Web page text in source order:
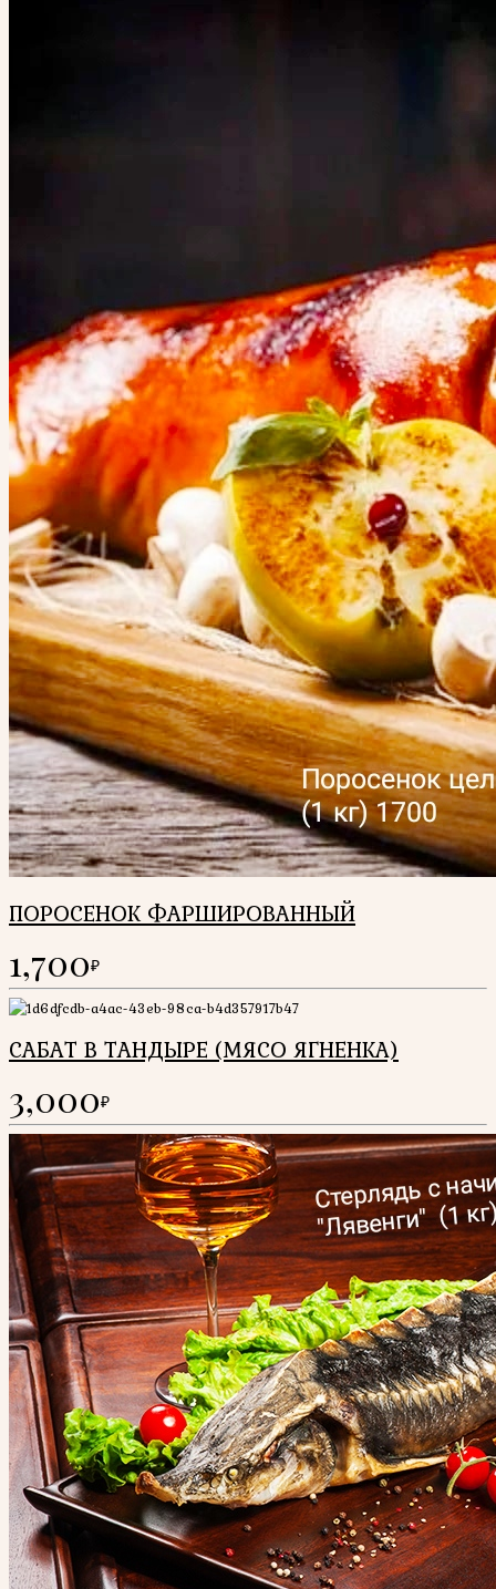
ПОРОСЕНОК ФАРШИРОВАННЫЙ
1,700₽
САБАТ В ТАНДЫРЕ (МЯСО ЯГНЕНКА)
3,000₽